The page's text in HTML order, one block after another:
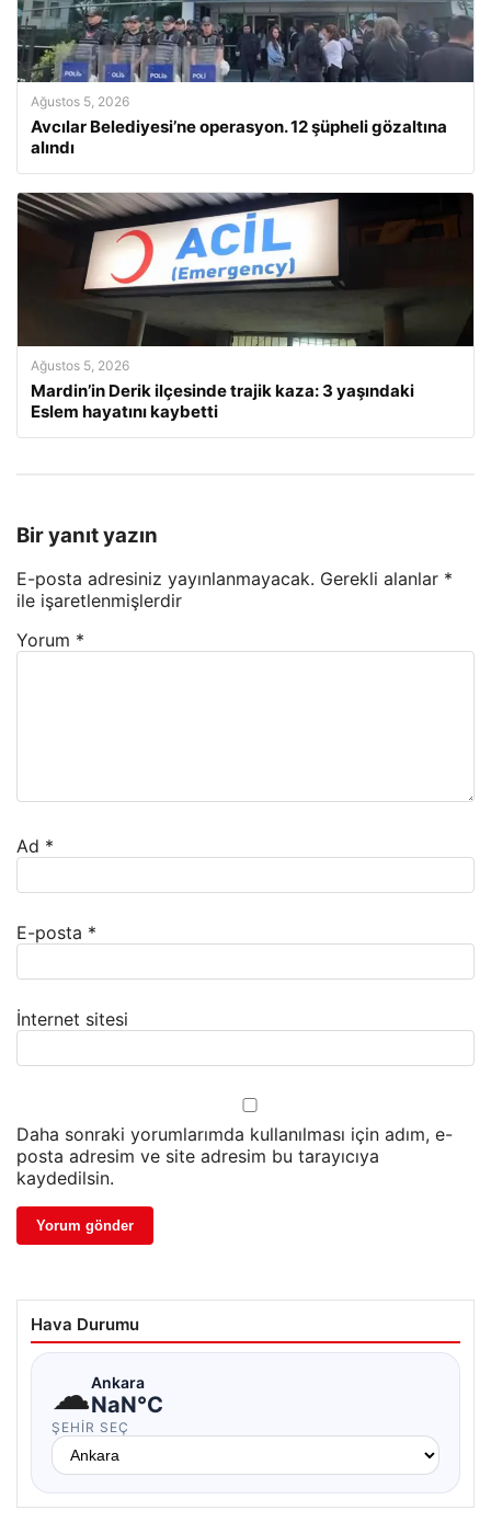
Ağustos 5, 2026
Avcılar Belediyesi’ne operasyon. 12 şüpheli gözaltına
alındı
Ağustos 5, 2026
Mardin’in Derik ilçesinde trajik kaza: 3 yaşındaki
Eslem hayatını kaybetti
Bir yanıt yazın
E-posta adresiniz yayınlanmayacak. Gerekli alanlar *
ile işaretlenmişlerdir
Yorum *
Ad *
E-posta *
İnternet sitesi
Daha sonraki yorumlarımda kullanılması için adım, e-
posta adresim ve site adresim bu tarayıcıya
kaydedilsin.
Hava Durumu
☁Ankara
NaN°C
ŞEHIR SEÇ